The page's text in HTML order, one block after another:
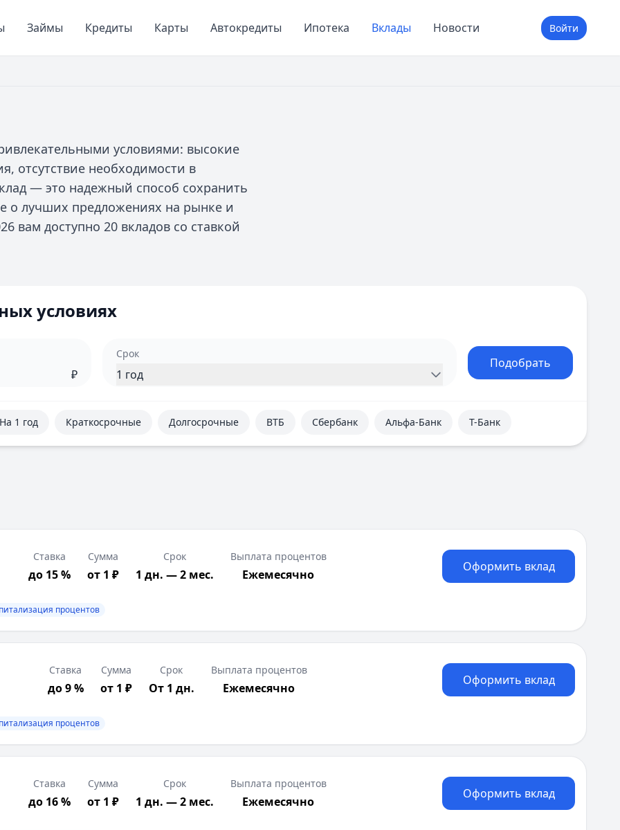
Займы Кредиты Карты Автокредиты Ипотека Вклады Новости Войти
условиями: высокие
отсутствие необходимости в
— это надежный способ сохранить
о лучших предложениях на рынке и
вам доступно 20 вкладов со ставкой
условиях
₽
Срок
1 год
Подобрать
На 1 год Краткосрочные Долгосрочные ВТБ Сбербанк Альфа-Банк Т-Банк
Ставка
до 15 %
Сумма
от 1 ₽
Срок
1 дн. — 2 мес.
Выплата процентов
Ежемесячно
Оформить вклад
процентов
Ставка
до 9 %
Сумма
от 1 ₽
Срок
От 1 дн.
Выплата процентов
Ежемесячно
Оформить вклад
процентов
Ставка
до 16 %
Сумма
от 1 ₽
Срок
1 дн. — 2 мес.
Выплата процентов
Ежемесячно
Оформить вклад